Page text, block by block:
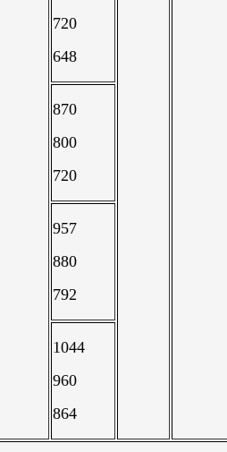
720
648
870
800
720
957
880
792
1044
960
864